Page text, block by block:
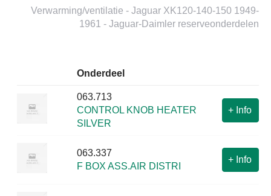
Verwarming/ventilatie - Jaguar XK120-140-150 1949-
1961 - Jaguar-Daimler reserveonderdelen
Onderdeel
063.713
CONTROL KNOB HEATER
SILVER
+ Info
063.337
F BOX ASS.AIR DISTRI
+ Info